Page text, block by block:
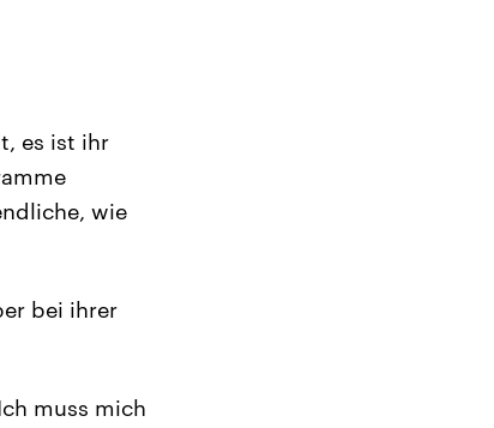
es ist ihr
wie
bei ihrer
muss mich